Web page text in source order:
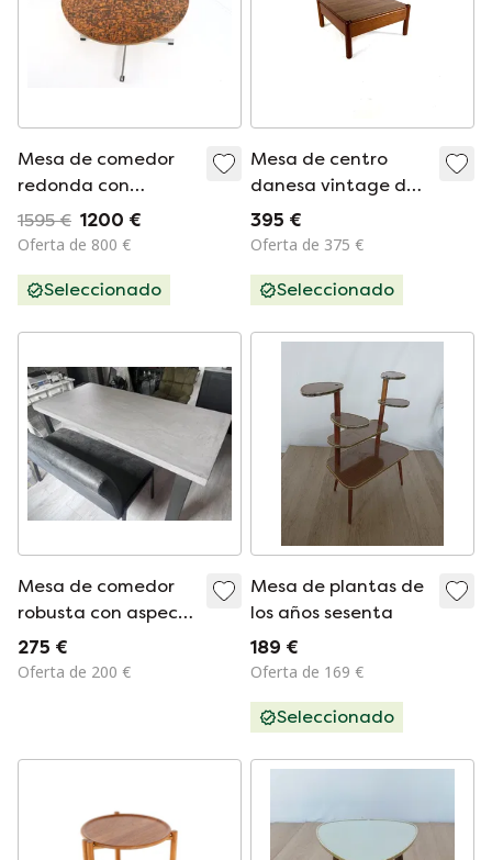
Mesa de comedor
redonda con
tablero de cobre
&#39;Driebergen&#39;
1595 € 1200 €
Oferta de 800 €
Seleccionado
Mesa de centro
danesa vintage de
teca de los años 70.
395 €
Oferta de 375 €
Seleccionado
Mesa de comedor
robusta con aspecto
de hormigón.
275 €
Oferta de 200 €
Mesa de plantas de
los años sesenta
189 €
Oferta de 169 €
Seleccionado